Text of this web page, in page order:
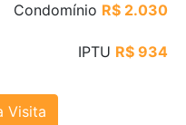
Condomínio R$ 2.030
IPTU R$ 934
Visita